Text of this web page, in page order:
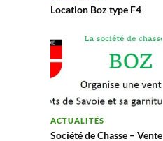
Location Boz type F4
ACTUALITÉS
Société de Chasse – Vente